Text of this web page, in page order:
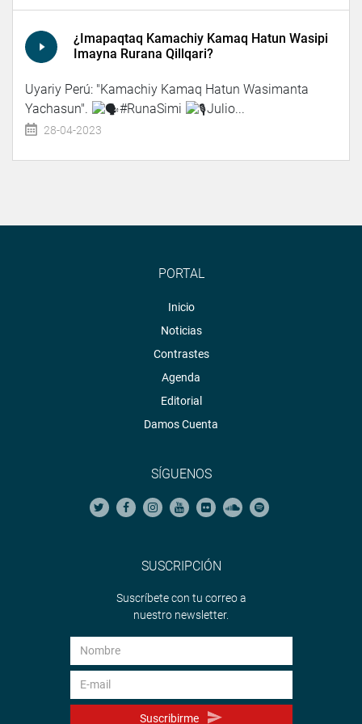
¿Imapaqtaq Kamachiy Kamaq Hatun Wasipi
Imayna Rurana Qillqari?
Uyariy Perú: "Kamachiy Kamaq Hatun Wasimanta
Yachasun".
#RunaSimi Julio...
28-04-2023
PORTAL
Inicio
Noticias
Contrastes
Agenda
Editorial
Damos Cuenta
SÍGUENOS
SUSCRIPCIÓN
Suscríbete con tu correo a
nuestro newsletter.
Suscribirme